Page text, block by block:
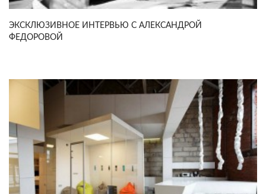
ЭКСКЛЮЗИВНОЕ ИНТЕРВЬЮ С АЛЕКСАНДРОЙ
ФЕДОРОВОЙ